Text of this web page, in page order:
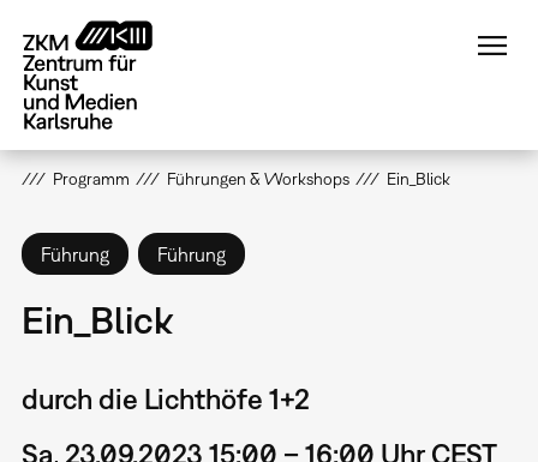
zum
Inhalt
Programm Führungen & Workshops Ein_Blick
Führung Führung
Ein_Blick
durch die Lichthöfe 1+2
Sa, 23.09.2023 15:00 – 16:00 Uhr CEST